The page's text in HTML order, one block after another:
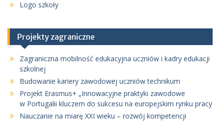
Logo szkoły
Projekty zagraniczne
Zagraniczna mobilność edukacyjna uczniów i kadry edukacji
szkolnej
Budowanie kariery zawodowej uczniów technikum
Projekt Erasmus+ „Innowacyjne praktyki zawodowe
w Portugalii kluczem do sukcesu na europejskim rynku pracy
Nauczanie na miarę XXI wieku – rozwój kompetencji